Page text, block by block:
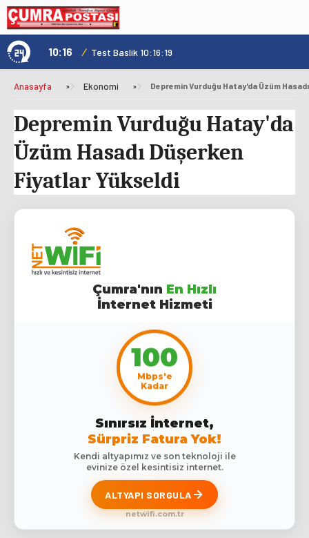
10:16 / Test Baslik 10:16:19
Anasayfa » Ekonomi »
Depremin Vurduğu Hatay'da
Üzüm Hasadı Düşerken
Fiyatlar Yükseldi
Çumra'nın En Hızlı
İnternet Hizmeti
100
Mbps'e
Kadar
Sınırsız İnternet,
Sürpriz Fatura Yok!
Kendi altyapımız ve son teknoloji ile
evinize özel kesintisiz internet.
ALTYAPI SORGULA
netwifi.com.tr